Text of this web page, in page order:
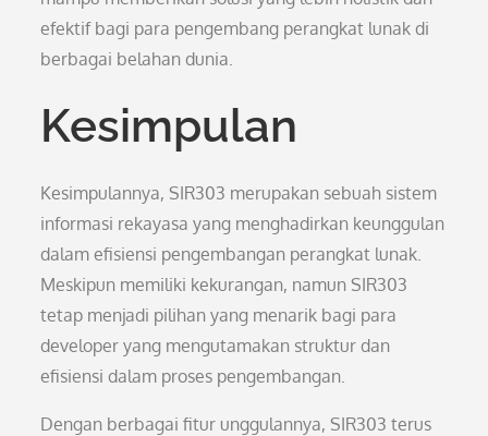
efektif bagi para pengembang perangkat lunak di
berbagai belahan dunia.
Kesimpulan
Kesimpulannya, SIR303 merupakan sebuah sistem
informasi rekayasa yang menghadirkan keunggulan
dalam efisiensi pengembangan perangkat lunak.
Meskipun memiliki kekurangan, namun SIR303
tetap menjadi pilihan yang menarik bagi para
developer yang mengutamakan struktur dan
efisiensi dalam proses pengembangan.
Dengan berbagai fitur unggulannya, SIR303 terus